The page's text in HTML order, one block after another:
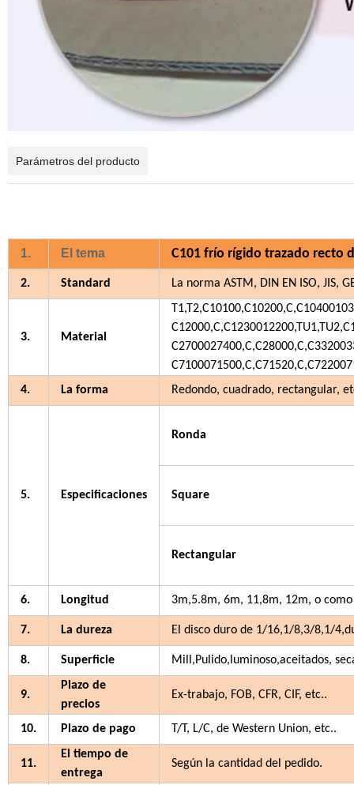
Parámetros del producto
1. El tema C101 frío rígido trazado recto
2. Standard La norma ASTM, DIN EN ISO, JIS,
3. Material
4.
La forma Redondo, cuadrado, rectangular,
5. Especificaciones
Ronda
Square
Rectangular
6. Longitud 3m,5.8m, 6m, 11,8m, 12m, o
7. La dureza El disco duro de 1/16,1/8,3/8,1/
8. Superficie Mill,Pulido,luminoso,aceitados,
9.
Plazo de
precios
Ex-trabajo, FOB, CFR, CIF, etc..
10. Plazo de pago T/T, L/C, de Western Union, etc..
11.
El tiempo de
entrega
Según la cantidad del pedido.